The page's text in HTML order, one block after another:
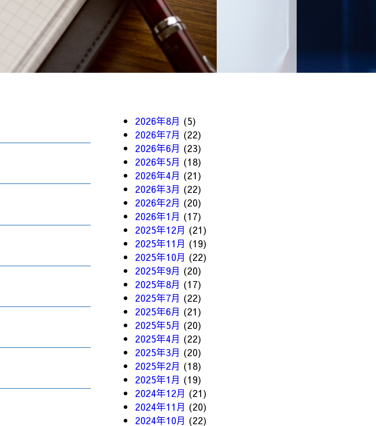
2026年8月 (5)
2026年7月 (22)
2026年6月 (23)
2026年5月 (18)
2026年4月 (21)
2026年3月 (22)
2026年2月 (20)
2026年1月 (17)
2025年12月 (21)
2025年11月 (19)
2025年10月 (22)
2025年9月 (20)
2025年8月 (17)
2025年7月 (22)
2025年6月 (21)
2025年5月 (20)
2025年4月 (22)
2025年3月 (20)
2025年2月 (18)
2025年1月 (19)
2024年12月 (21)
2024年11月 (20)
2024年10月 (22)